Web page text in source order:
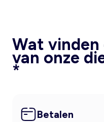
Wat vinden
van onze
*
Betalen